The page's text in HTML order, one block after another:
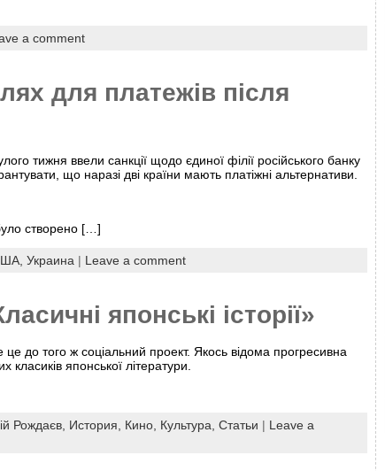
a comment
для платежів після
тижня ввели санкції щодо єдиної філії російського банку
що наразі дві країни мають платіжні альтернативи.
створено […]
Украина | Leave a comment
японські історії»
до того ж соціальний проект. Якось відома прогресивна
класиків японської літератури.
Рождаєв, История, Кино, Культура, Статьи | Leave a